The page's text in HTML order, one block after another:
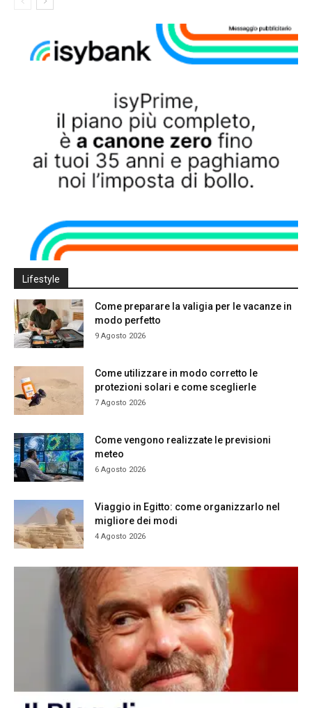
Lifestyle
Come preparare la valigia per le vacanze in
modo perfetto
9 Agosto 2026
Come utilizzare in modo corretto le
protezioni solari e come sceglierle
7 Agosto 2026
Come vengono realizzate le previsioni
meteo
6 Agosto 2026
Viaggio in Egitto: come organizzarlo nel
migliore dei modi
4 Agosto 2026